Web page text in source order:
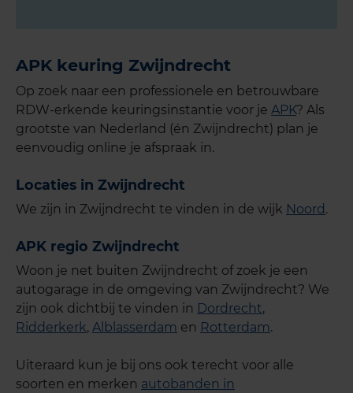
APK keuring Zwijndrecht
Op zoek naar een professionele en betrouwbare
RDW-erkende keuringsinstantie voor je APK? Als
grootste van Nederland (én Zwijndrecht) plan je
eenvoudig online je afspraak in.
Locaties in Zwijndrecht
We zijn in Zwijndrecht te vinden in de wijk Noord .
APK regio Zwijndrecht
Woon je net buiten Zwijndrecht of zoek je een
autogarage in de omgeving van Zwijndrecht? We
zijn ook dichtbij te vinden in Dordrecht,
Ridderkerk, Alblasserdam en Rotterdam.
Uiteraard kun je bij ons ook terecht voor alle
soorten en merken autobanden in